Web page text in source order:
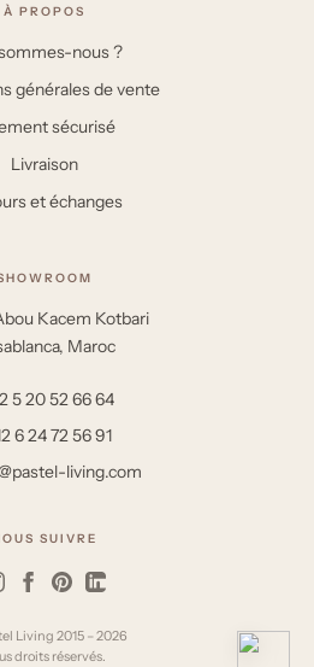
À PROPOS
nous ?
générales de vente
sécurisé
Livraison
et échanges
Kacem Kotbari
Maroc
5 20 52 66 64
6 24 72 56 91
living.com
SUIVRE
Living 2015 – 2026
droits réservés.